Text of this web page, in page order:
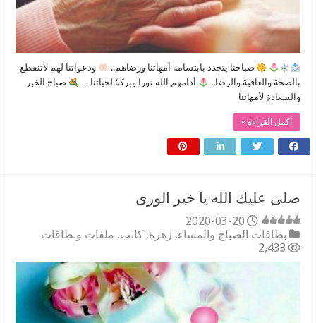
صباحنا يتجدد بابتسامة أمهاتنا ورضاهم..
ودعواتنا لهم لاتنقطع
بالصحة والعافية والرضا..
أدامهم الله نورا وبركةً لحياتنا…
صباح الخير
والسعادة لأمهاتنا
أكمل القراءة »
صلى عليك الله يا خير الورى
2020-03-20
بطاقات الصباح والمساء, زهرة, كاتب, ملفات وبطاقات
2,433